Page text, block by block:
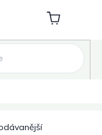
Nákupní
košík